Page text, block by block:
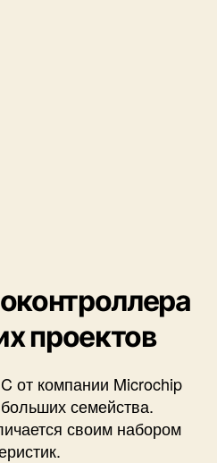
проектов
от компании Microchip
семейства.
своим набором